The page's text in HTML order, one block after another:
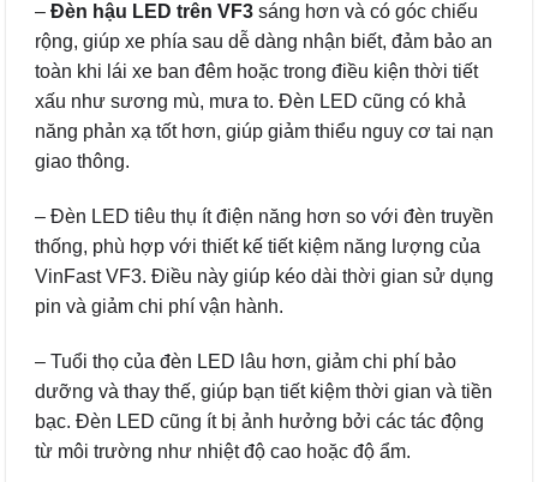
– Đèn hậu LED trên VF3 sáng hơn và có góc chiếu
rộng, giúp xe phía sau dễ dàng nhận biết, đảm bảo an
toàn khi lái xe ban đêm hoặc trong điều kiện thời tiết
xấu như sương mù, mưa to. Đèn LED cũng có khả
năng phản xạ tốt hơn, giúp giảm thiểu nguy cơ tai nạn
giao thông.
– Đèn LED tiêu thụ ít điện năng hơn so với đèn truyền
thống, phù hợp với thiết kế tiết kiệm năng lượng của
VinFast VF3. Điều này giúp kéo dài thời gian sử dụng
pin và giảm chi phí vận hành.
– Tuổi thọ của đèn LED lâu hơn, giảm chi phí bảo
dưỡng và thay thế, giúp bạn tiết kiệm thời gian và tiền
bạc. Đèn LED cũng ít bị ảnh hưởng bởi các tác động
từ môi trường như nhiệt độ cao hoặc độ ẩm.